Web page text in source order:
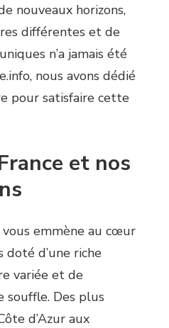
nouveaux horizons,
différentes et de
n’a jamais été
nous avons dédié
pour satisfaire cette
et nos
emmène au cœur
doté d’une riche
variée et de
souffle. Des plus
d’Azur aux